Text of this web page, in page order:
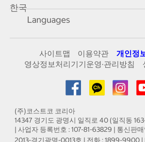
한국
Languages
사이트맵 이용약관
개인정
영상정보처리기기운영·관리방침
(주)코스트코 코리아
14347 경기도 광명시 일직로 40 (일직동
| 사업자 등록번호 : 107-81-63829 | 통신판
2013-경기광명-0013호 | 전화 : 1899-9900 |